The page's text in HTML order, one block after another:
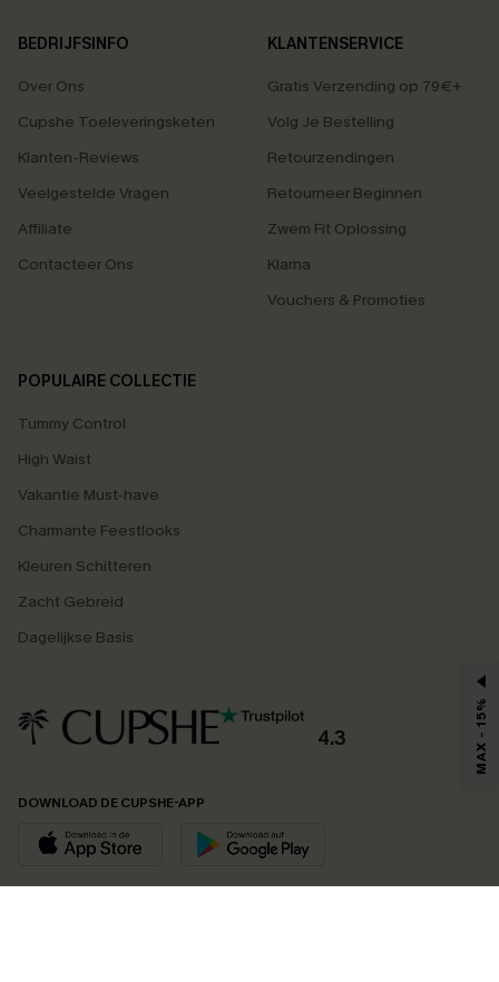
BEDRIJFSINFO
Over Ons
Cupshe Toeleveringsketen
Klanten-Reviews
Veelgestelde Vragen
Affiliate
Contacteer Ons
KLANTENSERVICE
Gratis Verzending op 79€+
Volg Je Bestelling
Retourzendingen
Retourneer Beginnen
Zwem Fit Oplossing
Klarna
Vouchers & Promoties
POPULAIRE COLLECTIE
Tummy Control
High Waist
Vakantie Must-have
Charmante Feestlooks
Kleuren Schitteren
Zacht Gebreid
Dagelijkse Basis
4.3
DOWNLOAD DE CUPSHE-APP
MAX - 15%